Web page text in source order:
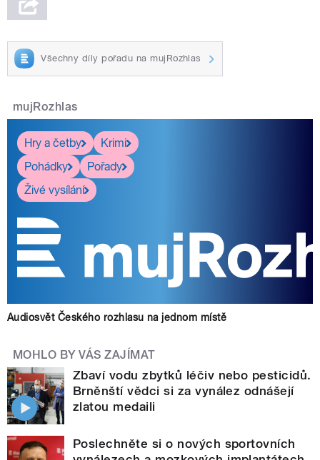
Všechny díly pořadu na mujRozhlas
mujRozhlas
Hry a četby
Krimi
Pohádky
Pořady
Živé vysílání
Audiosvět Českého rozhlasu na jednom místě
MOHLO BY VÁS ZAJÍMAT
Zbaví vodu zbytků léčiv nebo pesticidů.
Brněnští vědci si za vynález odnášejí
zlatou medaili
Poslechněte si o nových sportovních